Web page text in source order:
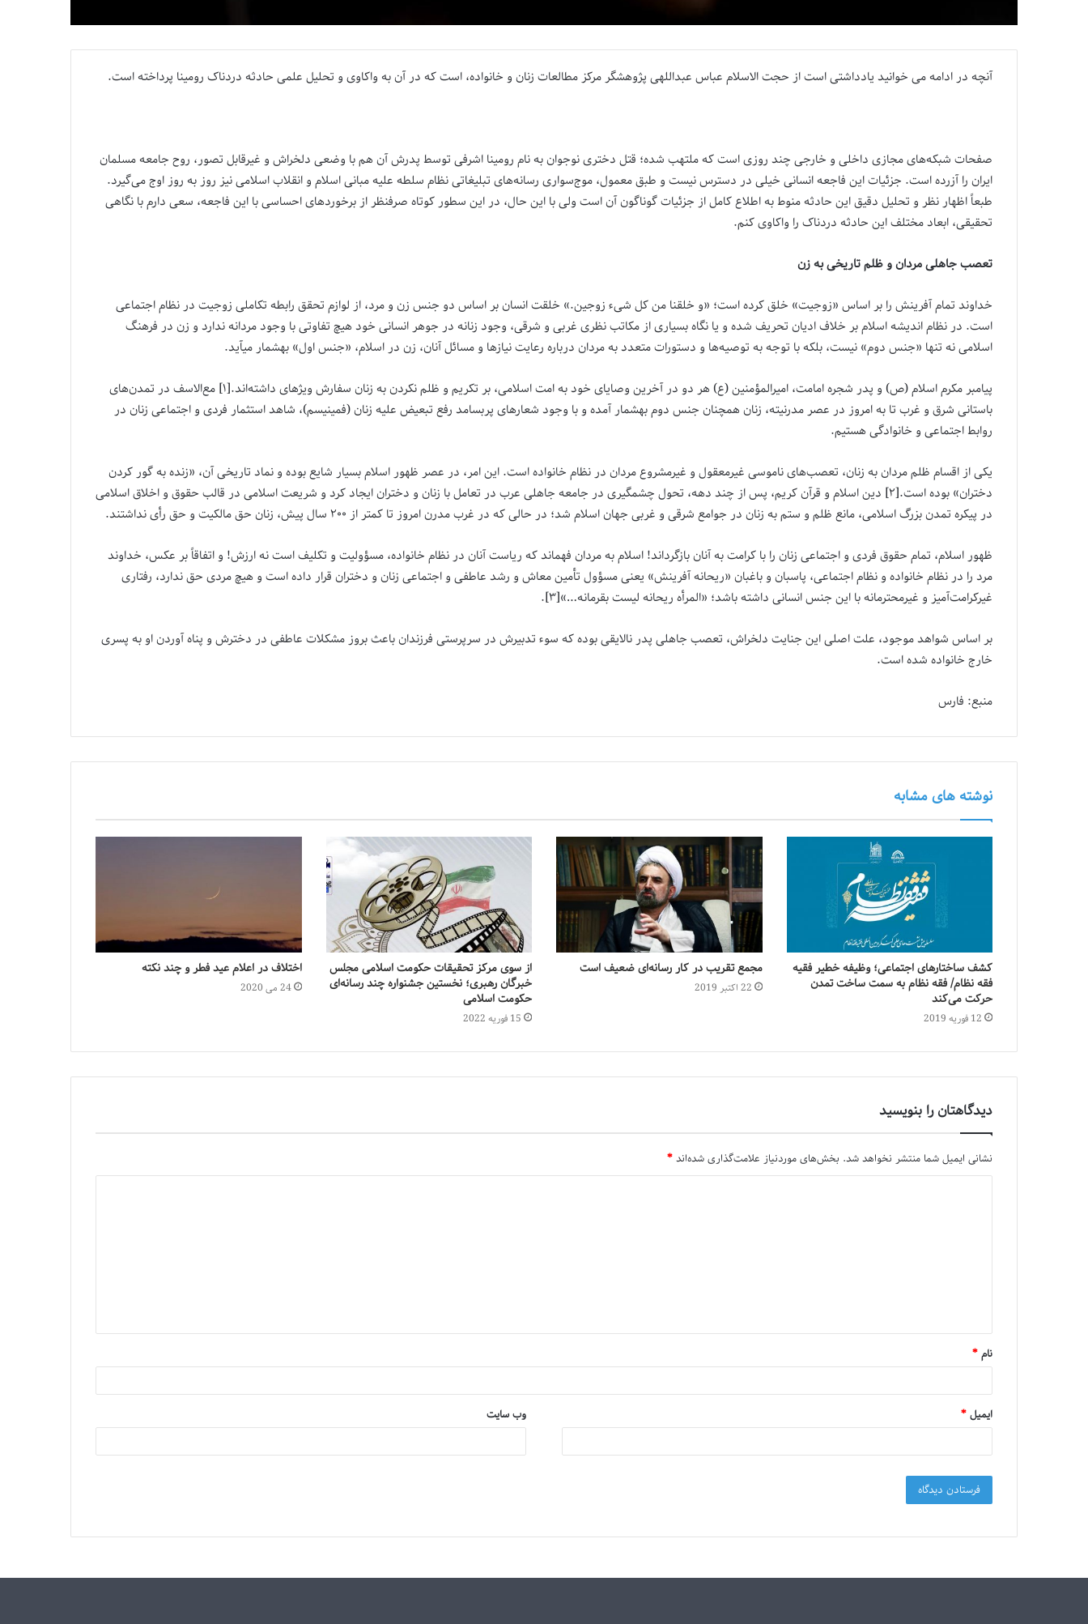
آنچه در ادامه می خوانید یادداشتی است از حجت الاسلام عباس عبداللهی پژوهشگر مرکز مطالعات زنان و خانواده، است که در آن به واکاوی و تحلیل علمی حادثه دردناک رومینا پرداخته است.
صفحات شبکه­‌های مجازی داخلی و خارجی چند روزی است که ملتهب شده؛ قتل دختری نوجوان به نام رومینا اشرفی توسط پدرش آن هم با وضعی دلخراش و غیرقابل تصور، روح جامعه مسلمان
ایران را آزرده است. جزئیات این فاجعه انسانی خیلی در دسترس نیست و طبق معمول، موج‌سواری رسانه‌های تبلیغاتی نظام سلطه علیه مبانی اسلام و انقلاب اسلامی نیز روز به روز اوج می‌گیرد.
طبعاً اظهار نظر و تحلیل دقیق این حادثه منوط به اطلاع کامل از جزئیات گوناگون آن است ولی با این حال، در این سطور کوتاه صرفنظر از برخوردهای احساسی با این فاجعه، سعی دارم با نگاهی
تحقیقی، ابعاد مختلف این حادثه دردناک را واکاوی کنم.
تعصب جاهلی مردان و ظلم تاریخی به زن
خداوند تمام آفرینش را بر اساس «زوجیت» خلق کرده است؛ «و خلقنا من کل شیء زوجین.» خلقت انسان بر اساس دو جنس زن و مرد، از لوازم تحقق رابطه تکاملی زوجیت در نظام اجتماعی
است. در نظام اندیشه اسلام بر خلاف ادیان تحریف شده و یا نگاه بسیاری از مکاتب نظری غربی و شرقی، وجود زنانه در جوهر انسانی خود هیچ تفاوتی با وجود مردانه ندارد و زن در فرهنگ
اسلامی نه تنها «جنس دوم» نیست، بلکه با توجه به توصیه‌ها و دستورات متعدد به مردان درباره رعایت نیازها و مسائل آنان، زن در اسلام، «جنس اول» به­شمار می­آید.
پیامبر مکرم اسلام (ص) و پدر شجره امامت، امیرالمؤمنین (ع) هر دو در آخرین وصایای خود به امت اسلامی، بر تکریم و ظلم نکردن به زنان سفارش ویژه­ای داشته‌اند.[۱] مع‌الاسف در تمدن‌های
باستانی شرق و غرب تا به امروز در عصر مدرنیته، زنان همچنان جنس دوم به­شمار آمده و با وجود شعارهای پربسامد رفع تبعیض علیه زنان (فمینیسم)، شاهد استثمار فردی و اجتماعی زنان در
روابط اجتماعی و خانوادگی هستیم.
یکی از اقسام ظلم مردان به زنان، تعصب‌های ناموسی غیرمعقول و غیرمشروع مردان در نظام خانواده است. این امر، در عصر ظهور اسلام بسیار شایع بوده و نماد تاریخی آن، «زنده به گور کردن
دختران» بوده است.[۲] دین اسلام و قرآن کریم، پس از چند دهه، تحول چشمگیری در جامعه جاهلی عرب در تعامل با زنان و دختران ایجاد کرد و شریعت اسلامی در قالب حقوق و اخلاق اسلامی
در پیکره تمدن بزرگ اسلامی، مانع ظلم و ستم به زنان در جوامع شرقی و غربی جهان اسلام شد؛ در حالی که در غرب مدرن امروز تا کمتر از ۲۰۰ سال پیش، زنان حق مالکیت و حق رأی نداشتند.
ظهور اسلام، تمام حقوق فردی و اجتماعی زنان را با کرامت به آنان بازگرداند! اسلام به مردان فهماند که ریاست آنان در نظام خانواده، مسؤولیت و تکلیف است نه ارزش! و اتفاقاً بر عکس، خداوند
مرد را در نظام خانواده و نظام اجتماعی، پاسبان و باغبان «ریحانه آفرینش» یعنی مسؤول تأمین معاش و رشد عاطفی و اجتماعی زنان و دختران قرار داده است و هیچ مردی حق ندارد، رفتاری
غیرکرامت‌آمیز و غیرمحترمانه با این جنس انسانی داشته باشد؛ «المرأه ریحانه لیست بقرمانه…»[۳].
بر اساس شواهد موجود، علت اصلی این جنایت دلخراش، تعصب جاهلی پدر نالایقی بوده که سوء تدبیرش در سرپرستی فرزندان باعث بروز مشکلات عاطفی در دخترش و پناه آوردن او به پسری
خارج خانواده شده است.
منبع: فارس
نوشته های مشابه
کشف ساختارهای اجتماعی؛ وظیفه خطیر فقیه
فقه نظام/ فقه نظام به سمت ساخت تمدن
حرکت می‌کند
12 فوریه 2019
مجمع تقریب در کار رسانه‌ای ضعیف است
22 اکتبر 2019
از سوی مرکز تحقیقات حکومت اسلامی مجلس
خبرگان رهبری؛ نخستین جشنواره چند رسانه‌ای
حکومت اسلامی
15 فوریه 2022
اختلاف در اعلام عید فطر و چند نکته
24 می 2020
دیدگاهتان را بنویسید
نشانی ایمیل شما منتشر نخواهد شد. بخش‌های موردنیاز علامت‌گذاری شده‌اند*
نام*
ایمیل* وب‌ سایت